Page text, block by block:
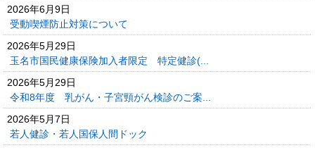
2026年6月9日
受動喫煙防止対策について
2026年5月29日
玉名市国民健康保険加入者限定 特定健診(...
2026年5月29日
令和8年度 乳がん・子宮頸がん検診のご案...
2026年5月7日
若人健診・若人国保人間ドック